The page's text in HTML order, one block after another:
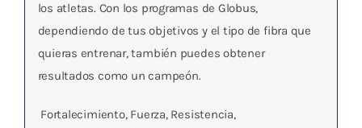
los atletas. Con los programas de Globus,
dependiendo de tus objetivos y el tipo de fibra que
quieras entrenar, también puedes obtener
resultados como un campeón.
 Fortalecimiento, Fuerza, Resistencia,